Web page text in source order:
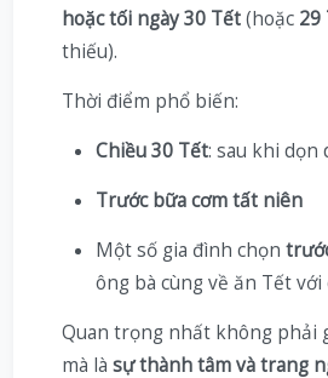
hoặc tối ngày 30 Tết(hoặc 29
thiếu).
Thời điểm phổ biến:
Chiều 30 Tết: sau khi dọn
Trước bữa cơm tất niên
Một số gia đình chọn
ông bà cùng về ăn Tết với
Quan trọng nhất không phải
mà là sự thành tâm và trang